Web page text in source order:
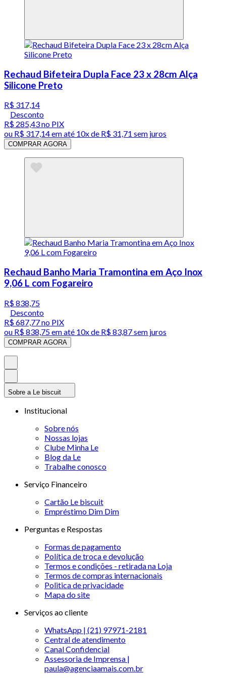
Rechaud Bifeteira Dupla Face 23 x 28cm Alça
Silicone Preto
R$ 317,14
Desconto
R$ 285,43no PIX
ou R$ 317,14em até 10x de R$ 31,71 sem juros
COMPRAR AGORA
Rechaud Banho Maria Tramontina em Aço Inox
9,06 L com Fogareiro
R$ 838,75
Desconto
R$ 687,77no PIX
ou R$ 838,75em até 10x de R$ 83,87 sem juros
COMPRAR AGORA
Sobre a Le biscuit
Institucional
Sobre nós
Nossas lojas
Clube Minha Le
Blog da Le
Trabalhe conosco
Serviço Financeiro
Cartão Le biscuit
Empréstimo Dim Dim
Perguntas e Respostas
Formas de pagamento
Política de troca e devolução
Termos e condições - retirada na Loja
Termos de compras internacionais
Politica de privacidade
Mapa do site
Serviços ao cliente
WhatsApp | (21) 97971-2181
Central de atendimento
Canal Confidencial
Assessoria de Imprensa |
paula@agenciaamais.com.br